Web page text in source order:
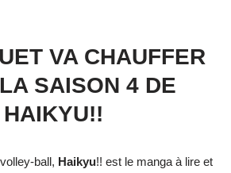
VA CHAUFFER
SAISON 4 DE
HAIKYU!!
ball, Haikyu!! est le manga à lire et